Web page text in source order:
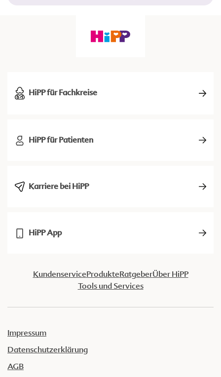
HiPP für Fachkreise
HiPP für Patienten
Karriere bei HiPP
HiPP App
KundenserviceProdukteRatgeberÜber HiPP
Tools und Services
Impressum
Datenschutzerklärung
AGB